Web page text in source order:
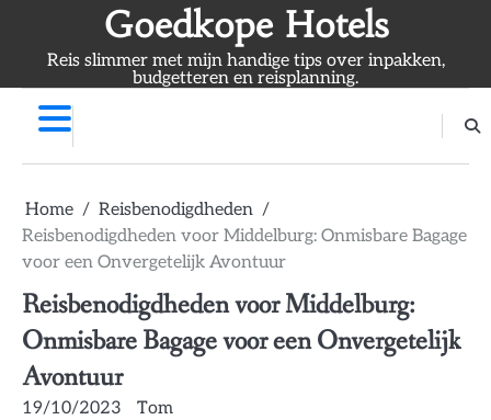
content
Goedkope Hotels
Reis slimmer met mijn handige tips over inpakken,
budgetteren en reisplanning.
Home
Reisbenodigdheden
Reisbenodigdheden voor Middelburg: Onmisbare Bagage
voor een Onvergetelijk Avontuur
Reisbenodigdheden voor Middelburg:
Onmisbare Bagage voor een Onvergetelijk
Avontuur
19/10/2023 Tom